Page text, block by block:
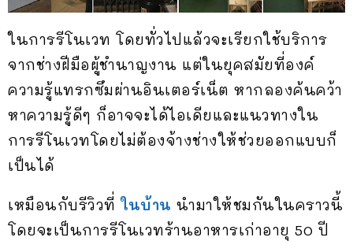
ในการรีโนเวท โดยทั่วไปแล้วจะเรียกใช้บริการ
จากช่างฝีมือผู้ชำนาญงาน แต่ในยุคสมัยที่องค์
ความรู้แทรกซึมผ่านอินเตอร์เน็ต หากลองค้นคว้า
หาความรู้ดีๆ ก็อาจจะได้ไอเดียและแนวทางใน
การรีโนเวทโดยไม่ต้องจ้างช่างให้ช่วยออกแบบก็
เป็นได้
เหมือนกับรีวิวที่ ในบ้าน นำมาให้ชมกันในคราวนี้
โดยจะเป็นการรีโนเวทร้านอาหารเก่าอายุ 50 ปี